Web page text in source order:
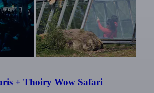
+ Thoiry Wow Safari